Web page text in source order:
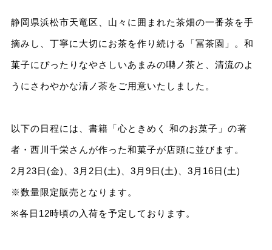
静岡県浜松市天竜区、山々に囲まれた茶畑の一番茶を手
摘みし、丁寧に大切にお茶を作り続ける「冨茶園」。和
菓子にぴったりなやさしいあまみの囀ノ茶と、清流のよ
うにさわやかな淸ノ茶をご用意いたしました。
以下の日程には、書籍「心ときめく 和のお菓子」の著
者・西川千栄さんが作った和菓子が店頭に並びます。
2月23日(金)、3月2日(土)、3月9日(土)、3月16日(土)
※数量限定販売となります。
※各日12時頃の入荷を予定しております。